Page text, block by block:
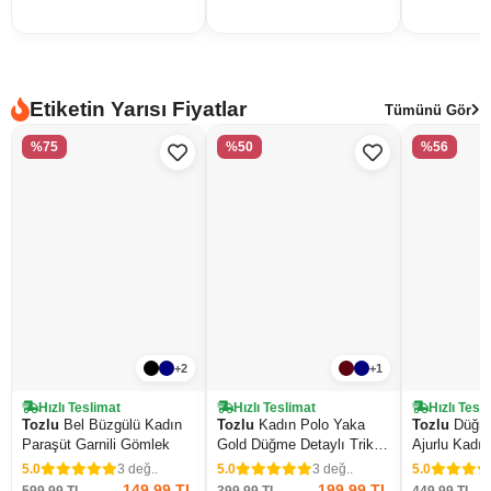
Etiketin Yarısı Fiyatlar Tümünü Gör
%75
+2
Hızlı Teslimat
Tozlu Bel Büzgülü Kadın
Paraşüt Garnili Gömlek
5.0
3 değ..
%50
+1
Hızlı Teslimat
Tozlu Kadın Polo Yaka
Gold Düğme Detaylı Triko
Hırka
5.0
3 değ..
%56
Hızlı
Tozlu
Ajurlu
5.0